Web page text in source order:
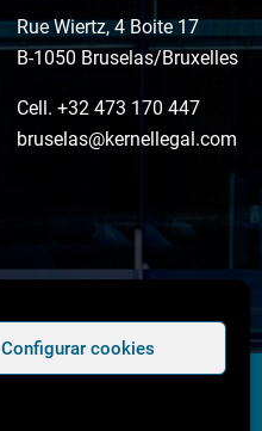
Configurar cookies
Rue Wiertz, 4 Boite 17
B-1050 Bruselas/Bruxelles
Cell. +32 473 170 447
bruselas@kernellegal.com